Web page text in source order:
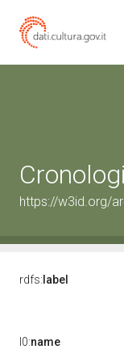
https://w3id.org/
rdfs: label
l0:name